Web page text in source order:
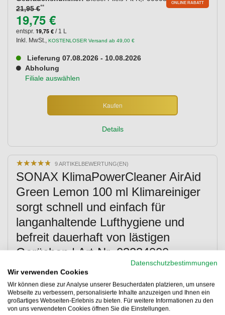
21,95 €**
ONLINE RABATT
19,75 €
entspr. 19,75 € / 1 L
Inkl. MwSt., KOSTENLOSER Versand ab 49,00 €
Lieferung 07.08.2026 - 10.08.2026
Abholung
Filiale auswählen
Kaufen
Details
★★★★★
★★★★★ 9 ARTIKELBEWERTUNG(EN)
SONAX KlimaPowerCleaner AirAid
Green Lemon 100 ml Klimareiniger
sorgt schnell und einfach für
langanhaltende Lufthygiene und
befreit dauerhaft von lästigen
Gerüchen | Art-Nr. 03234000
Datenschutzbestimmungen
Wir verwenden Cookies
Wir können diese zur Analyse unserer Besucherdaten platzieren, um unsere
Webseite zu verbessern, personalisierte Inhalte anzuzeigen und Ihnen ein
großartiges Webseiten-Erlebnis zu bieten. Für weitere Informationen zu den
von uns verwendeten Cookies öffnen Sie die Einstellungen.